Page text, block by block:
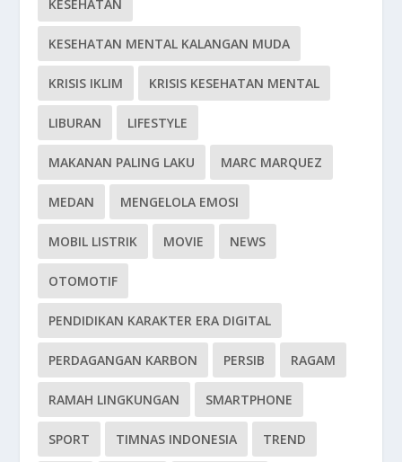
KESEHATAN
KESEHATAN MENTAL KALANGAN MUDA
KRISIS IKLIM KRISIS KESEHATAN MENTAL
LIBURAN LIFESTYLE
MAKANAN PALING LAKU MARC MARQUEZ
MEDAN MENGELOLA EMOSI
MOBIL LISTRIK MOVIE NEWS
OTOMOTIF
PENDIDIKAN KARAKTER ERA DIGITAL
PERDAGANGAN KARBON PERSIB RAGAM
RAMAH LINGKUNGAN SMARTPHONE
SPORT TIMNAS INDONESIA TREND